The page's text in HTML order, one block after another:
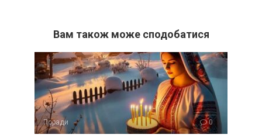
Вам також може сподобатися
Поради 0